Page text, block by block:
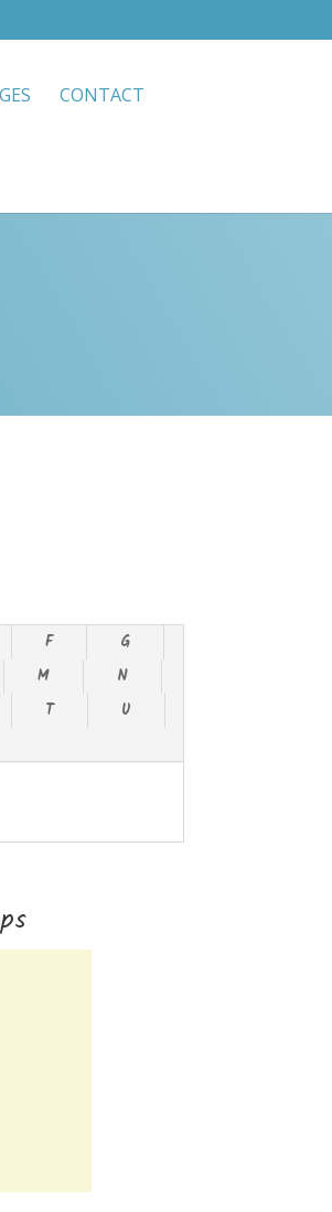
CONTACT
F
G
M
N
T
U